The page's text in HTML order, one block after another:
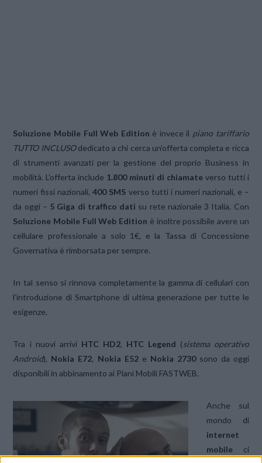
Soluzione Mobile Full Web Edition è invece il piano tariffario
TUTTO INCLUSOdedicato a chi cerca un’offerta completa e ricca
di strumenti avanzati per la gestione del proprio Business in
mobilità. L’offerta include 1.800 minuti di chiamateverso tutti i
numeri fissi nazionali,400 SMS verso tutti i numeri nazionali, e –
da oggi – 5 Giga di traffico dati su rete nazionale 3 Italia. Con
Soluzione Mobile Full Web Edition è inoltre possibile avere un
cellulare professionale a solo 1€, e la Tassa di Concessione
Governativa è rimborsata per sempre.
In tal senso si rinnova completamente la gamma di cellulari con
l’introduzione di Smartphone di ultima generazione per tutte le
esigenze.
Tra i nuovi arrivi HTC HD2, HTC Legend (sistema operativo
Android), Nokia E72, Nokia E52e Nokia 2730sono da oggi
disponibili in abbinamento ai Piani Mobili FASTWEB.
Anche sul
mondo di
internet
mobileci